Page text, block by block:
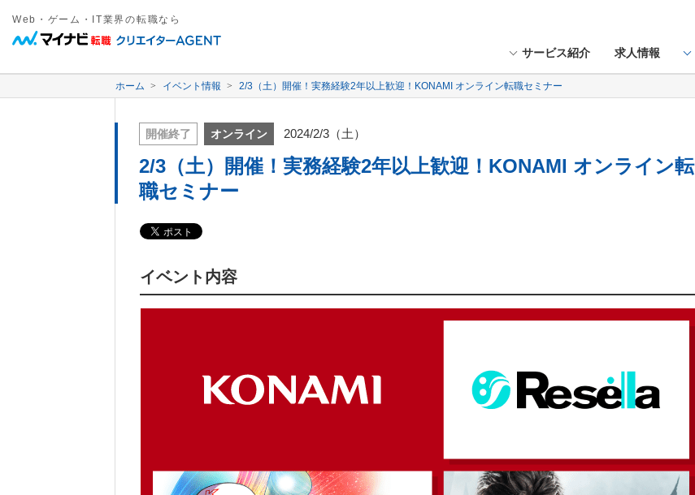
Web・ゲーム・IT業界の転職なら
サービス紹介 求人情報
ホーム イベント情報 2/3（土）開催！実務経験2年以上歓迎！KONAMI オンライン転職セミナー
開催終了 オンライン 2024/2/3（土）
2/3（土）開催！実務経験2年以上歓迎！KONAMI オンライン転
職セミナー
イベント内容